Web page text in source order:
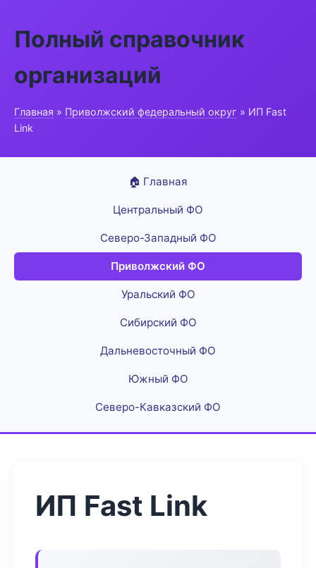
Полный справочник
организаций
Главная » Приволжский федеральный округ » ИП Fast
Link
🏠 Главная
Центральный ФО
Северо-Западный ФО
Приволжский ФО
Уральский ФО
Сибирский ФО
Дальневосточный ФО
Южный ФО
Северо-Кавказский ФО
ИП Fast Link